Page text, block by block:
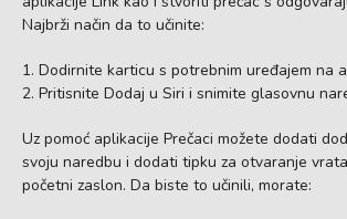
Najbrži način da to učinite:
Dodirnite karticu s potrebnim uređajem na
Pritisnite Dodaj u Siri i snimite glasovnu
Uz pomoć aplikacije Prečaci možete dodati
svoju naredbu i dodati tipku za otvaranje
početni zaslon. Da biste to učinili, morate: